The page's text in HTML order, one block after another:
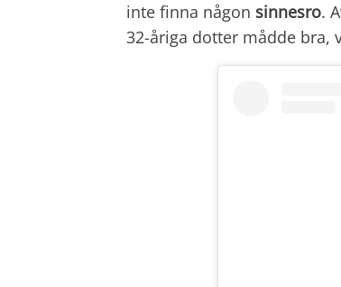
inte finna någon sinnesro.
32-åriga dotter mådde bra,